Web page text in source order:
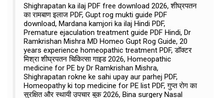
Shighrapatan ka ilaj PDF free download 2026, शीघ्रपतन
का रामबाण इलाज PDF, Gupt rog mukti guide PDF
download, Mardana kamjori ka ilaj Hindi PDF,
Premature ejaculation treatment guide PDF Hindi, Dr
Ramkrishan Mishra MD Homeo Gupt Rog Guide, 20
years experience homeopathic treatment PDF, डॉक्टर
मिश्रा शीघ्रपतन चिकित्सा गाइड 2026, Homeopathic
medicine for PE by Dr Ramkrishan Mishra,
Shighrapatan rokne ke sahi upay aur parhej PDF,
Homeopathy ki top medicine for PE list PDF, गुप्त रोग का
सुरक्षित और स्थायी उपचार बुक 2026, Bina surgery Nasal